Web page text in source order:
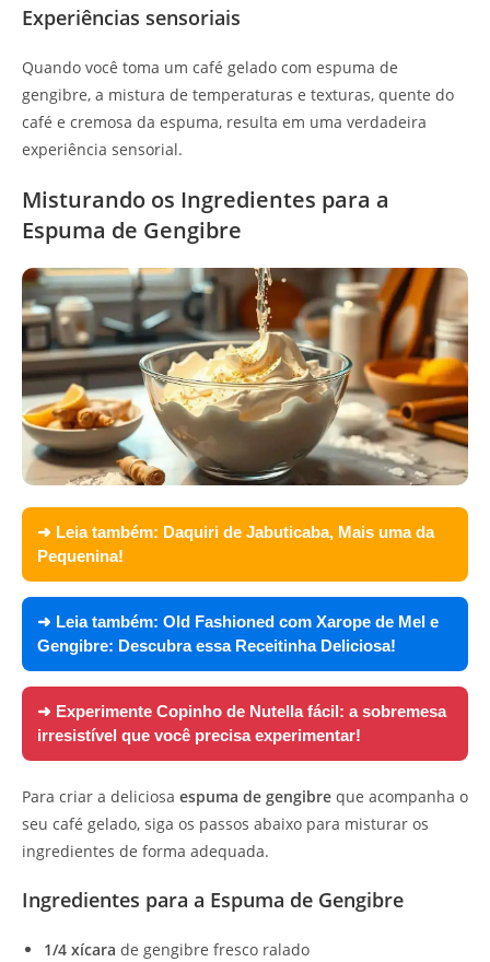
Experiências sensoriais
Quando você toma um café gelado com espuma de
gengibre, a mistura de temperaturas e texturas, quente do
café e cremosa da espuma, resulta em uma verdadeira
experiência sensorial.
Misturando os Ingredientes para a
Espuma de Gengibre
➜ Leia também: Daquiri de Jabuticaba, Mais uma da
Pequenina!
➜ Leia também: Old Fashioned com Xarope de Mel e
Gengibre: Descubra essa Receitinha Deliciosa!
➜ Experimente Copinho de Nutella fácil: a sobremesa
irresistível que você precisa experimentar!
Para criar a deliciosa espuma de gengibre que acompanha o
seu café gelado, siga os passos abaixo para misturar os
ingredientes de forma adequada.
Ingredientes para a Espuma de Gengibre
1/4 xícara de gengibre fresco ralado